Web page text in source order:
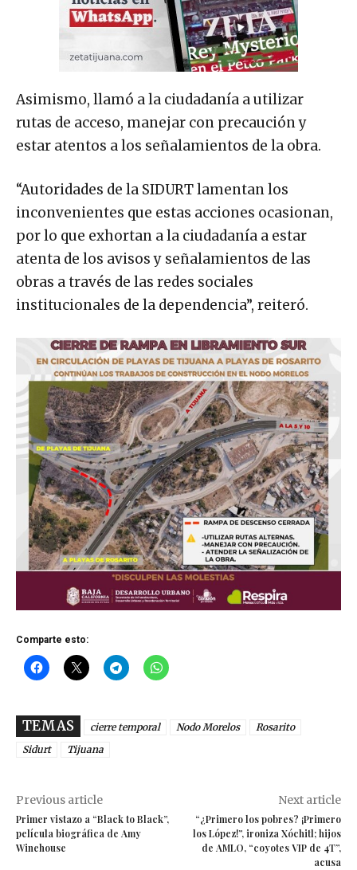
Asimismo, llamó a la ciudadanía a utilizar
rutas de acceso, manejar con precaución y
estar atentos a los señalamientos de la obra.
“Autoridades de la SIDURT lamentan los
inconvenientes que estas acciones ocasionan,
por lo que exhortan a la ciudadanía a estar
atenta de los avisos y señalamientos de las
obras a través de las redes sociales
institucionales de la dependencia”, reiteró.
Comparte esto:
TEMAS cierre temporal Nodo Morelos
Rosarito
Sidurt
Tijuana
Previous article
Primer vistazo a “Black to Black”,
película biográfica de Amy
Winehouse
Next article
“¿Primero los pobres? ¡Primero
los López!”, ironiza Xóchitl; hijos
de AMLO, “coyotes VIP de 4T”,
acusa